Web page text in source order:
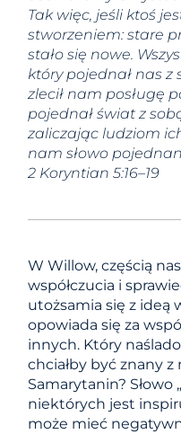
Tak więc, jeśli ktoś
stworzeniem: stare
stało się nowe.
który pojednał nas z
zlecił nam posługę
pojednał świat z
zaliczając ludziom
nam słowo
2 Koryntian 5:16–19
W Willow, częścią
współczucia i
utożsamia się z ideą
opowiada się za
innych. Który
chciałby być znany
Samarytanin? Słowo
niektórych jest
może mieć